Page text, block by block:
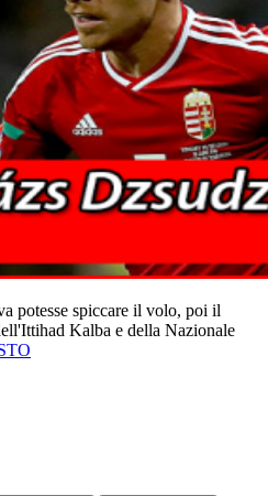
potesse spiccare il volo, poi il
Kalba e della Nazionale